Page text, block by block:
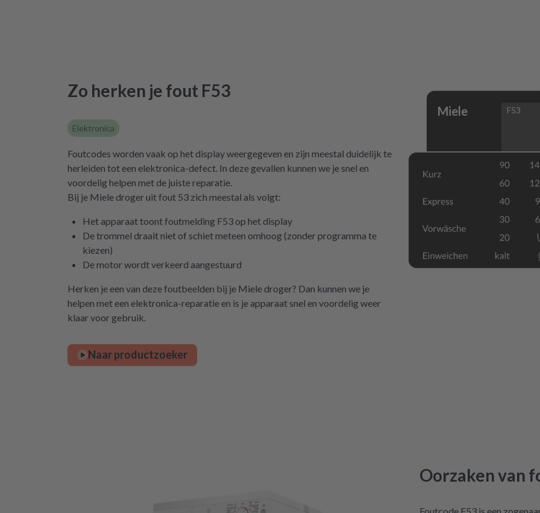
Zo herken je fout F53
Elektronica
Foutcodes worden vaak op het display weergegeven en zijn meestal duidelijk te
herleiden tot een elektronica-defect. In deze gevallen kunnen we je snel en
voordelig helpen met de juiste reparatie.
Bij je Miele droger uit fout 53 zich meestal als volgt:
Het apparaat toont foutmelding F53 op het display
De trommel draait niet of schiet meteen omhoog (zonder programma te
kiezen)
De motor wordt verkeerd aangestuurd
Herken je een van deze foutbeelden bij je Miele droger? Dan kunnen we je
helpen met een elektronica-reparatie en is je apparaat snel en voordelig weer
klaar voor gebruik.
Naar productzoeker
Miele F53
Oorzaken van